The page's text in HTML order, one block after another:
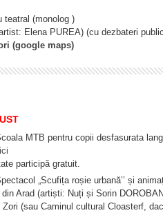
teatral (monolog )
Elena PUREA) (cu dezbateri
(google maps)
MTB pentru copii desfasurata
participă gratuit.
„Scufița roșie urbană’’ și
din Arad (artiști: Nuți și Sorin
Zori (sau Caminul cultural Cloasterf,